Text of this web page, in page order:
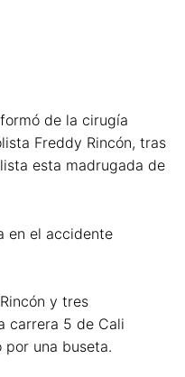
de la cirugía
Freddy Rincón, tras
esta madrugada de
en el accidente
y tres
carrera 5 de Cali
una buseta.